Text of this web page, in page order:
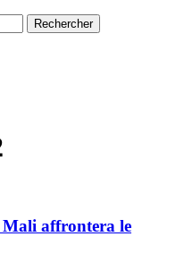
Mali affrontera le